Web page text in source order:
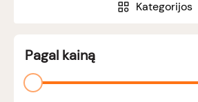
Kategorijos
Pagal kainą